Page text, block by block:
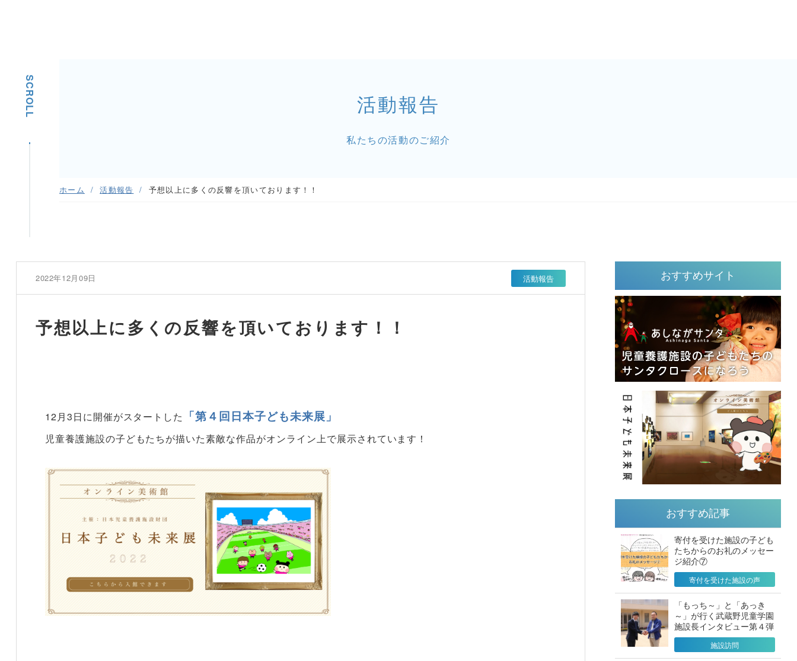
SCROLL 活動報告
私たちの活動のご紹介
ホーム 活動報告 予想以上に多くの反響を頂いております！！
2022年12月09日 活動報告
予想以上に多くの反響を頂いております！！
12月3日に開催がスタートした 「第４回日本子ども未来展」
児童養護施設の子どもたちが描いた素敵な作品がオンライン上で展示されています！
おすすめサイト
おすすめ記事
寄付を受けた施設の子ども
たちからのお礼のメッセー
ジ紹介⑦
寄付を受けた施設の声
「もっち～」と「あっき
～」が行く武蔵野児童学園
施設長インタビュー第４弾
施設訪問